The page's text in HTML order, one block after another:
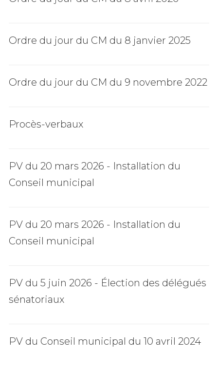
Ordre du jour du CM du 8 janvier 2025
Ordre du jour du CM du 9 novembre 2022
Procès-verbaux
PV du 20 mars 2026 - Installation du
Conseil municipal
PV du 20 mars 2026 - Installation du
Conseil municipal
PV du 5 juin 2026 - Élection des délégués
sénatoriaux
PV du Conseil municipal du 10 avril 2024